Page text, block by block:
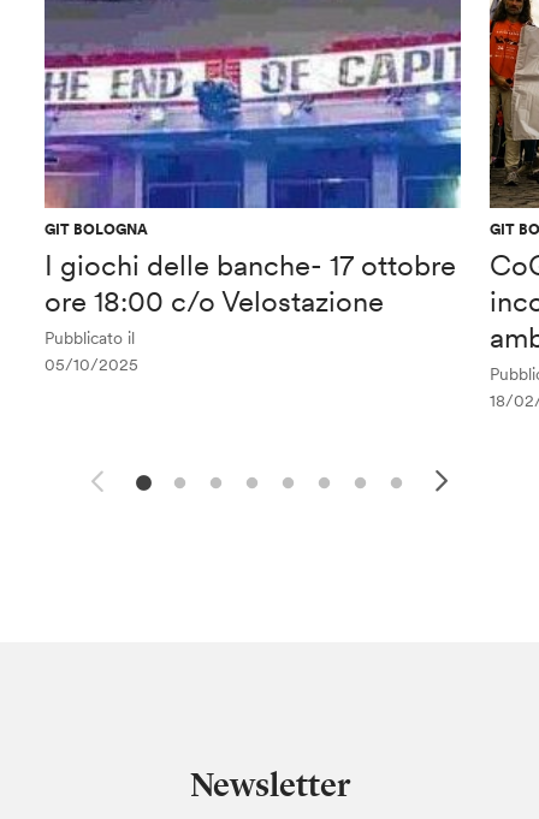
GIT BOLOGNA
I giochi delle banche- 17 ottobre
ore 18:00 c/o Velostazione
Pubblicato il
05/10/2025
GIT
18/
Newsletter